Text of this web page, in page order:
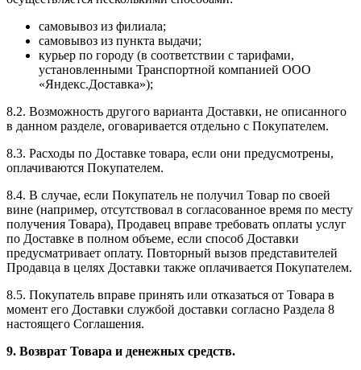
самовывоз из филиала;
самовывоз из пункта выдачи;
курьер по городу (в соответствии с тарифами,
установленными Транспортной компанией ООО
«Яндекс.Доставка»);
8.2. Возможность другого варианта Доставки, не описанного
в данном разделе, оговаривается отдельно с Покупателем.
8.3. Расходы по Доставке товара, если они предусмотрены,
оплачиваются Покупателем.
8.4. В случае, если Покупатель не получил Товар по своей
вине (например, отсутствовал в согласованное время по месту
получения Товара), Продавец вправе требовать оплаты услуг
по Доставке в полном объеме, если способ Доставки
предусматривает оплату. Повторный вызов представителей
Продавца в целях Доставки также оплачивается Покупателем.
8.5. Покупатель вправе принять или отказаться от Товара в
момент его Доставки службой доставки согласно Раздела 8
настоящего Соглашения.
9. Возврат Товара и денежных средств.